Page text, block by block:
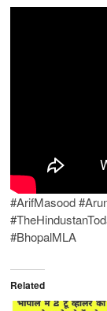
#ArifMasood
#BhopalMLA
Related